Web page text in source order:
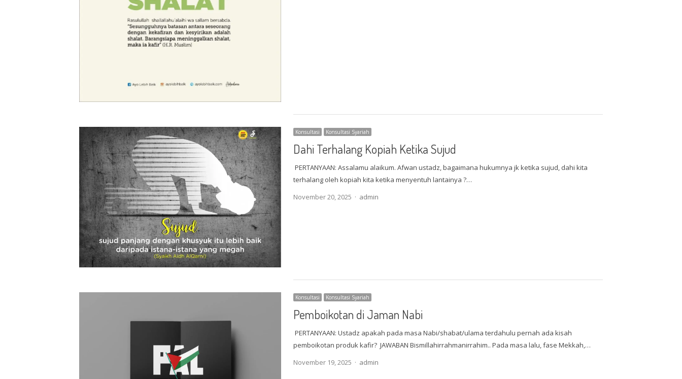
Konsultasi Konsultasi Syariah
Dahi Terhalang Kopiah Ketika Sujud
PERTANYAAN: Assalamu alaikum. Afwan ustadz, bagaimana hukumnya jk ketika sujud, dahi kita
terhalang oleh kopiah kita ketika menyentuh lantainya ?…
November 20, 2025
Author
admin
Konsultasi Konsultasi Syariah
Pemboikotan di Jaman Nabi
PERTANYAAN: Ustadz apakah pada masa Nabi/shabat/ulama terdahulu pernah ada kisah
pemboikotan produk kafir? JAWABAN Bismillahirrahmanirrahim.. Pada masa lalu, fase Mekkah,…
November 19, 2025
Author
admin